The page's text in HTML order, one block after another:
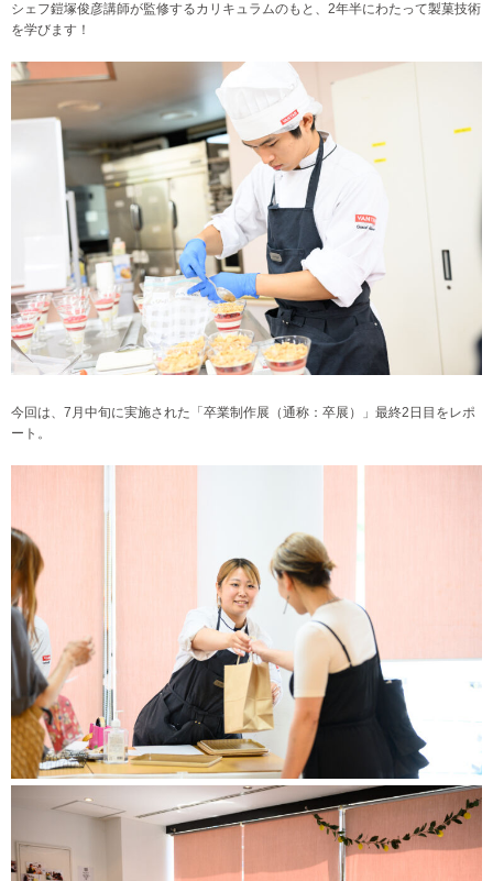
シェフ鎧塚俊彦講師が監修するカリキュラムのもと、2年半にわたって製菓技術
を学びます！
今回は、7月中旬に実施された「卒業制作展（通称：卒展）」最終2日目をレポ
ート。